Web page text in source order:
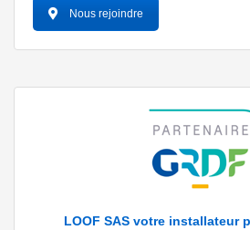
Nous rejoindre
LOOF SAS votre installateur